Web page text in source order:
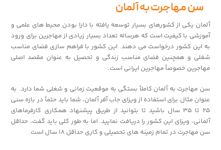
سن مهاجرت به آلمان
آلمان یکی از کشورهای بسیار توسعه یافته با دارا بودن محیط های علمی و
آموزشی با کیفیت است که هرساله تعداد بسیار زیادی از مهاجرین برای ورود
به این کشور درخواست می دهند. این کشور با فراهم سازی فضای مناسب
شغلی و همچنین فضای مناسب زندگی و تحصیل به عنوان مقصد اصلی
مهاجرین خصوصاً مهاجرین ایرانی است.
سن مهاجرت به آلمان کاملاً بستگی به موقعیت زمانی و شغلی شما دارد. به
عنوان مثال برای استفاده از ویزای جاب آفر آلمان، شما باید حتماً در بازه سنی
۲۵ تا ۳۵ سال باشید تا بتوانید از طریق پیشنهاد همکاری کارفرماهای
آلمانی، ویزای این کشور را دریافت نمایید. اما به طور کلی باید گفت، حداقل
سن مهاجرت در تمام زمینه های تحصیلی و کاری حداقل ۱۸ سال است.